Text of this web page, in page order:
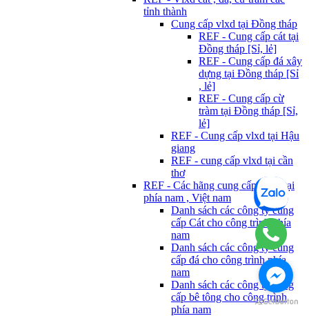
tỉnh thành
Cung cấp vlxd tại Đồng tháp
REF - Cung cấp cát tại
Đồng tháp [Sỉ, lẻ]
REF - Cung cấp đá xây
dựng tại Đồng tháp [Sỉ
, lẻ]
REF - Cung cấp cừ
tràm tại Đồng tháp [Sỉ,
lẻ]
REF - Cung cấp vlxd tại Hậu
giang
REF - cung cấp vlxd tại cần
thơ
REF - Các hãng cung cấp Vlxd tại
phía nam , Việt nam
Danh sách các công ty cung
cấp Cát cho công trình phía
nam
Danh sách các công ty cung
cấp đá cho công trình phía
nam
Danh sách các công ty cung
cấp bê tông cho công trình
phía nam